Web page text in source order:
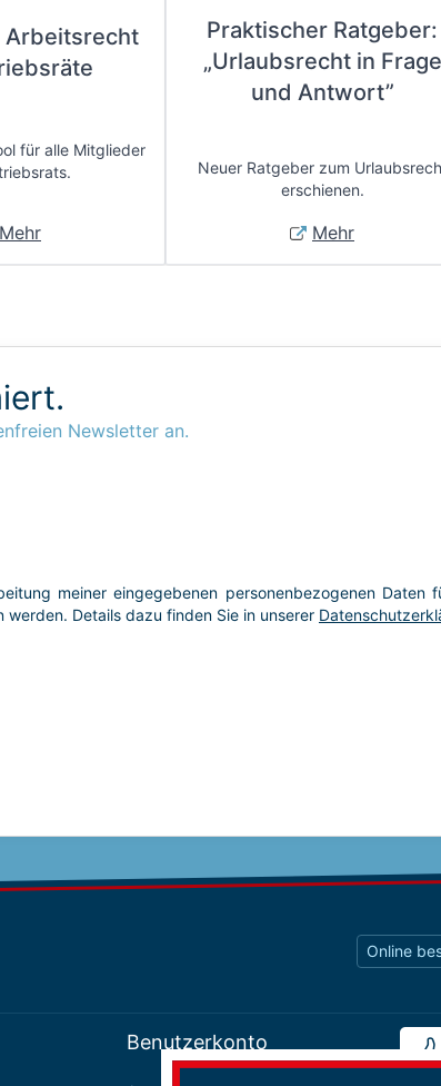
Arbeitsrecht
für alle Mitglieder
Mehr
Praktischer Ratgeber:
„Urlaubsrecht in Frage
und Antwort”
Neuer Ratgeber zum
erschienen.
Mehr
Newsletter an.
Online
Benutzerkonto